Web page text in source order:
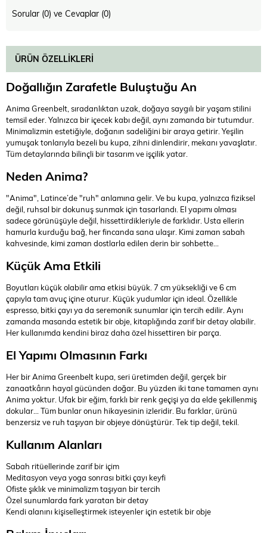
Sorular (0) ve Cevaplar (0)
ÜRÜN ÖZELLIKLERI
Doğallığın Zarafetle Buluştuğu An
Anima Greenbelt, sıradanlıktan uzak, doğaya saygılı bir yaşam stilini
temsil eder. Yalnızca bir içecek kabı değil, aynı zamanda bir tutumdur.
Minimalizmin estetiğiyle, doğanın sadeliğini bir araya getirir. Yeşilin
yumuşak tonlarıyla bezeli bu kupa, zihni dinlendirir, mekanı yavaşlatır.
Tüm detaylarında bilinçli bir tasarım ve işçilik yatar.
Neden Anima?
"Anima", Latince’de "ruh" anlamına gelir. Ve bu kupa, yalnızca fiziksel
değil, ruhsal bir dokunuş sunmak için tasarlandı. El yapımı olması
sadece görünüşüyle değil, hissettirdikleriyle de farklıdır. Usta ellerin
hamurla kurduğu bağ, her fincanda sana ulaşır. Kimi zaman sabah
kahvesinde, kimi zaman dostlarla edilen derin bir sohbette...
Küçük Ama Etkili
Boyutları küçük olabilir ama etkisi büyük. 7 cm yüksekliği ve 6 cm
çapıyla tam avuç içine oturur. Küçük yudumlar için ideal. Özellikle
espresso, bitki çayı ya da seremonik sunumlar için tercih edilir. Aynı
zamanda masanda estetik bir obje, kitaplığında zarif bir detay olabilir.
Her kullanımda kendini biraz daha özel hissettiren bir parça.
El Yapımı Olmasının Farkı
Her bir Anima Greenbelt kupa, seri üretimden değil, gerçek bir
zanaatkârın hayal gücünden doğar. Bu yüzden iki tane tamamen aynı
Anima yoktur. Ufak bir eğim, farklı bir renk geçişi ya da elde şekillenmiş
dokular... Tüm bunlar onun hikayesinin izleridir. Bu farklar, ürünü
benzersiz ve ruh taşıyan bir objeye dönüştürür. Tek tip değil, tekil.
Kullanım Alanları
Sabah ritüellerinde zarif bir içim
Meditasyon veya yoga sonrası bitki çayı keyfi
Ofiste şıklık ve minimalizm taşıyan bir tercih
Özel sunumlarda fark yaratan bir detay
Kendi alanını kişiselleştirmek isteyenler için estetik bir obje